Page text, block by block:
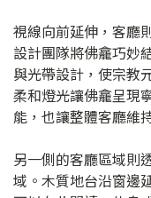
視線向前延伸，客廳
設計團隊將佛龕巧妙
與光帶設計，使宗教
柔和燈光讓佛龕呈現
能，也讓整體客廳維
另一側的客廳區域則
域。木質地台沿窗邊